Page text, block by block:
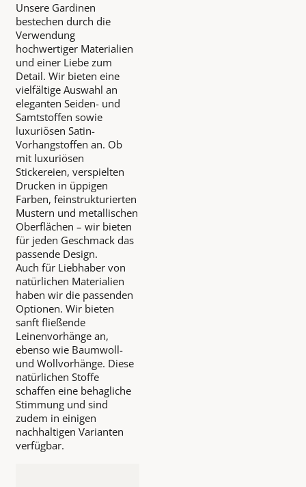
Unsere Gardinen
bestechen durch die
Verwendung
hochwertiger Materialien
und einer Liebe zum
Detail. Wir bieten eine
vielfältige Auswahl an
eleganten Seiden- und
Samtstoffen sowie
luxuriösen Satin-
Vorhangstoffen an. Ob
mit luxuriösen
Stickereien, verspielten
Drucken in üppigen
Farben, feinstrukturierten
Mustern und metallischen
Oberflächen – wir bieten
für jeden Geschmack das
passende Design.
Auch für Liebhaber von
natürlichen Materialien
haben wir die passenden
Optionen. Wir bieten
sanft fließende
Leinenvorhänge an,
ebenso wie Baumwoll-
und Wollvorhänge. Diese
natürlichen Stoffe
schaffen eine behagliche
Stimmung und sind
zudem in einigen
nachhaltigen Varianten
verfügbar.